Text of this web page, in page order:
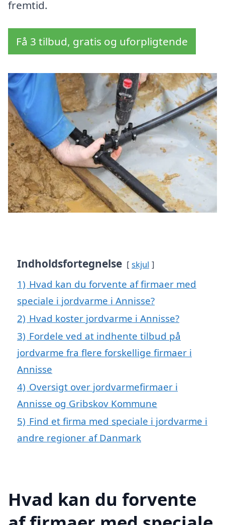
fremtid.
Få 3 tilbud, gratis og uforpligtende
Indholdsfortegnelse skjul
1) Hvad kan du forvente af firmaer med
speciale i jordvarme i Annisse?
2) Hvad koster jordvarme i Annisse?
3) Fordele ved at indhente tilbud på
jordvarme fra flere forskellige firmaer i
Annisse
4) Oversigt over jordvarmefirmaer i
Annisse og Gribskov Kommune
5) Find et firma med speciale i jordvarme i
andre regioner af Danmark
Hvad kan du forvente